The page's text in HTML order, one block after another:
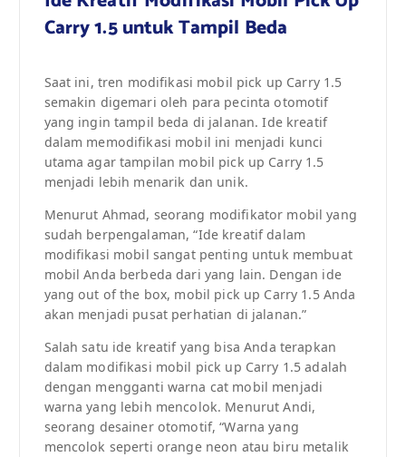
Carry 1.5 untuk Tampil Beda
Saat ini, tren modifikasi mobil pick up Carry 1.5
semakin digemari oleh para pecinta otomotif
yang ingin tampil beda di jalanan. Ide kreatif
dalam memodifikasi mobil ini menjadi kunci
utama agar tampilan mobil pick up Carry 1.5
menjadi lebih menarik dan unik.
Menurut Ahmad, seorang modifikator mobil yang
sudah berpengalaman, “Ide kreatif dalam
modifikasi mobil sangat penting untuk membuat
mobil Anda berbeda dari yang lain. Dengan ide
yang out of the box, mobil pick up Carry 1.5 Anda
akan menjadi pusat perhatian di jalanan.”
Salah satu ide kreatif yang bisa Anda terapkan
dalam modifikasi mobil pick up Carry 1.5 adalah
dengan mengganti warna cat mobil menjadi
warna yang lebih mencolok. Menurut Andi,
seorang desainer otomotif, “Warna yang
mencolok seperti orange neon atau biru metalik